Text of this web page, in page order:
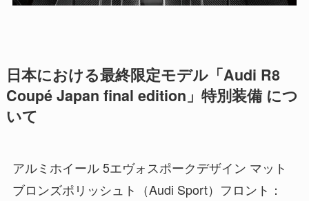
日本における最終限定モデル「Audi R8
Coupé Japan final edition」特別装備 につ
いて
アルミホイール 5エヴォスポークデザイン マット
ブロンズポリッシュト（Audi Sport）フロント：